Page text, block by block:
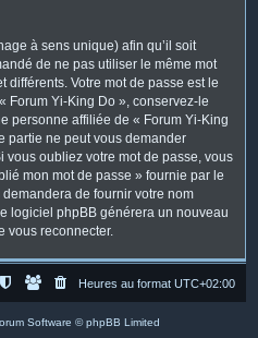
à sens unique) afin qu’il soit
de ne pas utiliser le même mot
différents. Votre mot de passe est le
Forum Yi-King Do », conservez-le
personne affiliée de « Forum Yi-King
partie ne peut vous demander
vous oubliez votre mot de passe, vous
mon mot de passe » fournie par le
de fournir votre nom
logiciel phpBB générera un nouveau
vous reconnecter.
Heures au format UTC+02:00
Software © phpBB Limited